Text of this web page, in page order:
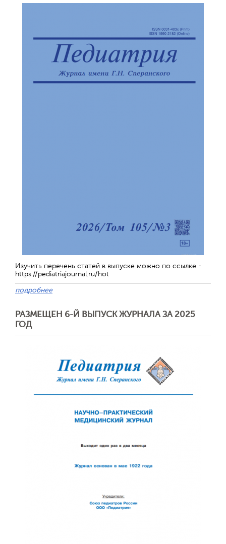
Изучить перечень статей в выпуске можно по ссылке -
https://pediatriajournal.ru/hot
подробнее
РАЗМЕЩЕН 6-Й ВЫПУСК ЖУРНАЛА ЗА 2025
ГОД
Отправить